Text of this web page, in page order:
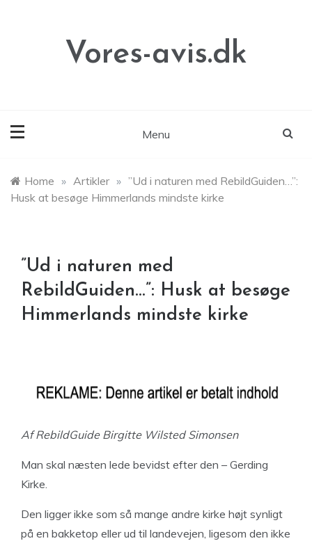
Vores-avis.dk
Menu
Home » Artikler » ”Ud i naturen med RebildGuiden…”:
Husk at besøge Himmerlands mindste kirke
”Ud i naturen med
RebildGuiden…”: Husk at besøge
Himmerlands mindste kirke
Af RebildGuide Birgitte Wilsted Simonsen
Man skal næsten lede bevidst efter den – Gerding
Kirke.
Den ligger ikke som så mange andre kirke højt synligt
på en bakketop eller ud til landevejen, ligesom den ikke